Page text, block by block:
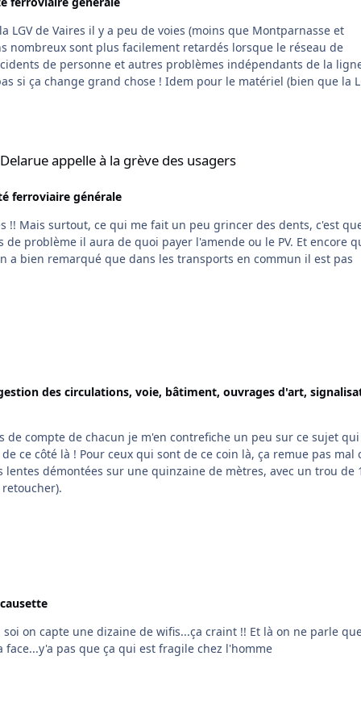
nombreux sont plus facilement retardés lorsque le réseau de
si ça change grand chose ! Idem pour le matériel (bien que la
appelle à la grève des usagers
ferroviaire générale
ce
il aura de quoi payer l'amende ou le PV. Et encore quand
des circulations, voie, bâtiment, ouvrages d'art,
ça remue pas mal ces
dizaine de wifis...ça craint !! Et là on ne parle que de
pas que ça qui est fragile chez l'homme